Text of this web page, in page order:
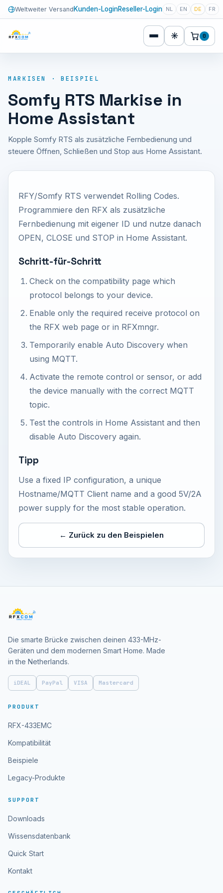
Weltweiter Versand Kunden-LoginReseller-Login NL EN DE FR
☀ 0
MARKISEN · BEISPIEL
Somfy RTS Markise in
Home Assistant
Kopple Somfy RTS als zusätzliche Fernbedienung und
steuere Öffnen, Schließen und Stop aus Home Assistant.
RFY/Somfy RTS verwendet Rolling Codes.
Programmiere den RFX als zusätzliche
Fernbedienung mit eigener ID und nutze danach
OPEN, CLOSE und STOP in Home Assistant.
Schritt-für-Schritt
Check on the compatibility page which
protocol belongs to your device.
Enable only the required receive protocol on
the RFX web page or in RFXmngr.
Temporarily enable Auto Discovery when
using MQTT.
Activate the remote control or sensor, or add
the device manually with the correct MQTT
topic.
Test the controls in Home Assistant and then
disable Auto Discovery again.
Tipp
Use a fixed IP configuration, a unique
Hostname/MQTT Client name and a good 5V/2A
power supply for the most stable operation.
← Zurück zu den Beispielen
Die smarte Brücke zwischen deinen 433-MHz-
Geräten und dem modernen Smart Home. Made
in the Netherlands.
iDEAL PayPal VISA Mastercard
PRODUKT
RFX-433EMC
Kompatibilität
Beispiele
Legacy-Produkte
SUPPORT
Downloads
Wissensdatenbank
Quick Start
Kontakt